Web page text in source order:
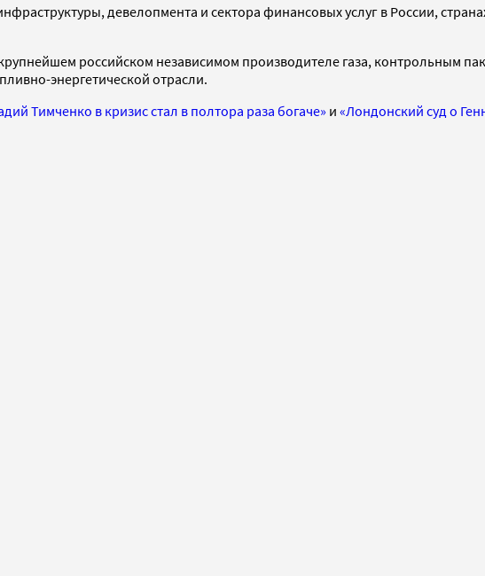
девелопмента и сектора финансовых услуг в России,
российском независимом производителе газа, контрольным
энергетической отрасли.
Тимченко в кризис стал в полтора раза богаче» и «Лондонский суд о